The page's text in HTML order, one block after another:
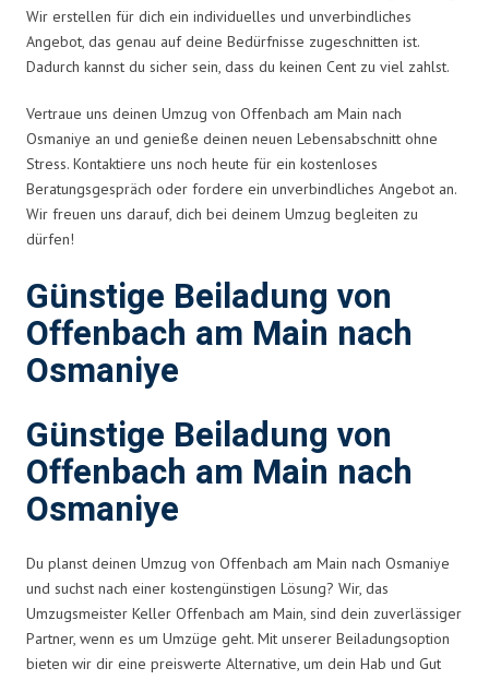
Wir erstellen für dich ein individuelles und unverbindliches
Angebot, das genau auf deine Bedürfnisse zugeschnitten ist.
Dadurch kannst du sicher sein, dass du keinen Cent zu viel zahlst.
Vertraue uns deinen Umzug von Offenbach am Main nach
Osmaniye an und genieße deinen neuen Lebensabschnitt ohne
Stress. Kontaktiere uns noch heute für ein kostenloses
Beratungsgespräch oder fordere ein unverbindliches Angebot an.
Wir freuen uns darauf, dich bei deinem Umzug begleiten zu
dürfen!
Günstige Beiladung von
Offenbach am Main nach
Osmaniye
Günstige Beiladung von
Offenbach am Main nach
Osmaniye
Du planst deinen Umzug von Offenbach am Main nach Osmaniye
und suchst nach einer kostengünstigen Lösung? Wir, das
Umzugsmeister Keller Offenbach am Main, sind dein zuverlässiger
Partner, wenn es um Umzüge geht. Mit unserer Beiladungsoption
bieten wir dir eine preiswerte Alternative, um dein Hab und Gut